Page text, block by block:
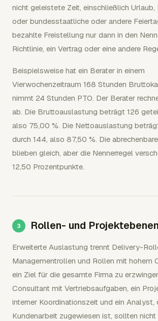
nicht geleistete Zeit, einschließlich Urlaub,
oder bundesstaatliche oder andere
bezahlte Freistellung nur dann in den
Richtlinie, ein Vertrag oder eine andere
Beispielsweise hat ein Berater in einem
Vierwochenzeitraum 168 Stunden
nimmt 24 Stunden PTO. Der Berater
ab. Die Bruttoauslastung beträgt 126
also 75,00 %. Die Nettoauslastung
durch 144, also 87,50 %. Die
blieben gleich, aber die Nennerregel
12,50 Prozentpunkte.
Rollen- und
Erweiterte Auslastung trennt Delivery-
Managementrollen und Rollen mit hohem
ein Ziel für die gesamte Firma zu
Consultant mit Vertriebsaufgaben, ein
interner Koordinationszeit und ein Analyst,
Kundenarbeit zugewiesen ist, sollten